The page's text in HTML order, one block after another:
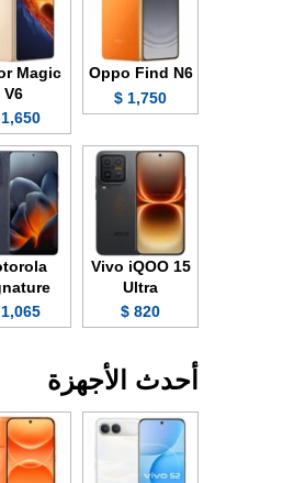
Oppo Find N6
1,750 $
Magic
V6
1,650 $
Vivo iQOO 15
Ultra
820 $
1,065 $
أحدث الأجهزة